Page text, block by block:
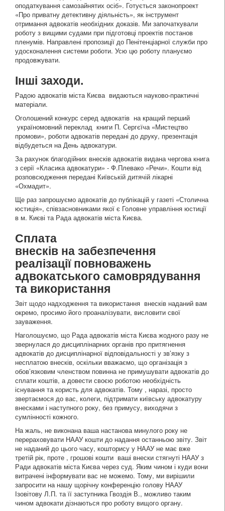
оподаткування самозайнятих осіб». Готується законопроект
«Про приватну детективну діяльність», як інструмент
отримання адвокатів необхідних доказів. Ми започаткували
роботу з вищими судами при підготовці проектів постанов
пленумів. Направлені пропозиції до Пенітенціарної служби про
удосконалення системи роботи. Усю цю роботу плануємо
продовжувати.
Інші заходи.
Радою адвокатів міста Києва видаються науково-практичні
матеріали.
Оголошений конкурс серед адвокатів на кращий перший
україномовний переклад книги П. Сергєїча «Мистецтво
промови», роботи адвокатів передані до друку, презентація
відбудеться на День адвокатури.
За рахунок благодійних внесків адвокатів видана чергова книга
з серії «Класика адвокатури» - Ф.Плевако «Речи». Кошти від
розповсюдження передані Київській дитячій лікарні
«Охмадит».
Ще раз запрошуємо адвокатів до публікацій у газеті «Столична
юстиція», співзасновниками якої є Головне управління юстиції
в м. Києві та Рада адвокатів міста Києва.
Сплата
внесків на забезпечення
реалізації повноважень
адвокатського самоврядування
та використання
Звіт щодо надходження та використання внесків наданий вам
окремо, просимо його проаналізувати, висловити свої
зауваження.
Наголошуємо, що Рада адвокатів міста Києва жодного разу не
звернулася до дисциплінарних органів про притягнення
адвокатів до дисциплінарної відповідальності у зв’язку з
несплатою внесків, оскільки вважаємо, що організація з
обов’язковим членством повинна не примушувати адвокатів до
сплати коштів, а довести своєю роботою необхідність
існування та користь для адвокатів. Тому , наразі, просто
звертаємося до вас, колеги, підтримати київську адвокатуру
внесками і наступного року, без примусу, виходячи з
сумлінності кожного.
На жаль, не виконана ваша настанова минулого року не
перераховувати НААУ кошти до надання останньою звіту. Звіт
не наданий до цього часу, кошторису у НААУ не має вже
третій рік, проте , грошові кошти ваші внески стягнуті НААУ з
Ради адвокатів міста Києва через суд. Яким чином і куди вони
витрачені інформувати вас не можемо. Тому, ми вирішили
запросити на нашу щорічну конференцію голову НААУ
Ізовітову Л.П. та її заступника Гвоздія В., можливо таким
чином адвокати дізнаються про роботу вищого органу.